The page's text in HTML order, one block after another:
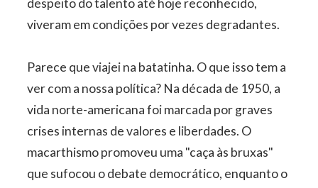
despeito do talento até hoje reconhecido,
viveram em condições por vezes degradantes.
Parece que viajei na batatinha. O que isso tem a
ver com a nossa política? Na década de 1950, a
vida norte-americana foi marcada por graves
crises internas de valores e liberdades. O
macarthismo promoveu uma "caça às bruxas"
que sufocou o debate democrático, enquanto o